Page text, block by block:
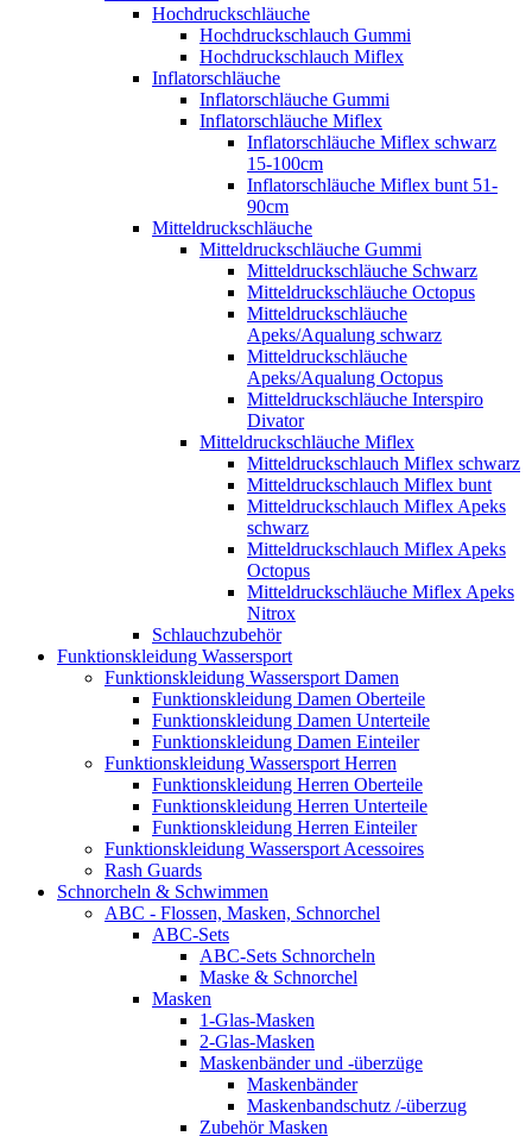
Hochdruckschläuche
Hochdruckschlauch Gummi
Hochdruckschlauch Miflex
Inflatorschläuche
Inflatorschläuche Gummi
Inflatorschläuche Miflex
Inflatorschläuche Miflex schwarz
15-100cm
Inflatorschläuche Miflex bunt 51-
90cm
Mitteldruckschläuche
Mitteldruckschläuche Gummi
Mitteldruckschläuche Schwarz
Mitteldruckschläuche Octopus
Mitteldruckschläuche
Apeks/Aqualung schwarz
Mitteldruckschläuche
Apeks/Aqualung Octopus
Mitteldruckschläuche Interspiro
Divator
Mitteldruckschläuche Miflex
Mitteldruckschlauch Miflex schwarz
Mitteldruckschlauch Miflex bunt
Mitteldruckschlauch Miflex Apeks
schwarz
Mitteldruckschlauch Miflex Apeks
Octopus
Mitteldruckschläuche Miflex Apeks
Nitrox
Schlauchzubehör
Funktionskleidung Wassersport
Funktionskleidung Wassersport Damen
Funktionskleidung Damen Oberteile
Funktionskleidung Damen Unterteile
Funktionskleidung Damen Einteiler
Funktionskleidung Wassersport Herren
Funktionskleidung Herren Oberteile
Funktionskleidung Herren Unterteile
Funktionskleidung Herren Einteiler
Funktionskleidung Wassersport Acessoires
Rash Guards
Schnorcheln & Schwimmen
ABC - Flossen, Masken, Schnorchel
ABC-Sets
ABC-Sets Schnorcheln
Maske & Schnorchel
Masken
1-Glas-Masken
2-Glas-Masken
Maskenbänder und -überzüge
Maskenbänder
Maskenbandschutz /-überzug
Zubehör Masken